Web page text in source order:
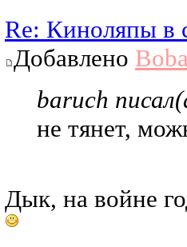
Re: Киноляпы в
Добавлено
baruch
не тянет,
Дык, на войне